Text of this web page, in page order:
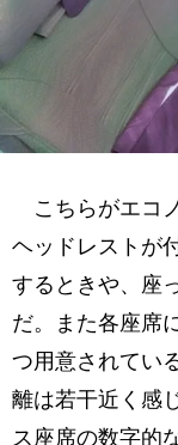
こちらがエコ
ヘッドレストが
するときや、座
だ。また各座席
つ用意されてい
離は若干近く感
ス座席の数字的